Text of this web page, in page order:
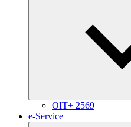
OIT+ 2569
e-Service